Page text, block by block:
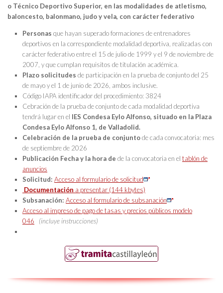
o Técnico Deportivo Superior, en las modalidades de atletismo,
baloncesto, balonmano, judo y vela, con carácter federativo
Personas que hayan superado formaciones de entrenadores
deportivos en la correspondiente modalidad deportiva, realizadas con
carácter federativo entre el 15 de julio de 1999 y el 9 de noviembre de
2007, y que cumplan requisitos de titulación académica.
Plazo solicitudes de participación en la prueba de conjunto del 25
de mayo y el 1 de junio de 2026, ambos inclusive.
Código IAPA identificador del procedimiento: 3824
Cebración de la prueba de conjunto de cada modalidad deportiva
tendrá lugar en el IES Condesa Eylo Alfonso, situado en la Plaza
Condesa Eylo Alfonso 1, de Valladolid.
Celebración de la prueba de conjuntode cada convocatoria: mes
de septiembre de 2026
Publicación Fecha y la hora de de la convocatoria en el tablón de
anuncios
Solicitud: Acceso al formulario de solicitud
Documentación a presentar (144 kbytes)
Subsanación: Acceso al formulario de subsanación
Acceso al impreso de pago de tasas y precios públicos modelo
046
(incluye instrucciones)